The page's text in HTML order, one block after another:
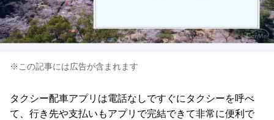
※この記事には広告が含まれます
タクシー配車アプリは電話なしですぐにタクシーを呼べ
て、行き先や支払いもアプリで完結できて非常に便利で